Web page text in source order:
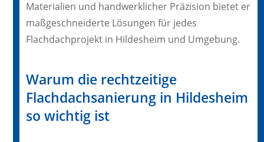
Materialien und handwerklicher Präzision bietet er
maßgeschneiderte Lösungen für jedes
Flachdachprojekt in Hildesheim und Umgebung.
Warum die rechtzeitige
Flachdachsanierung in Hildesheim
so wichtig ist